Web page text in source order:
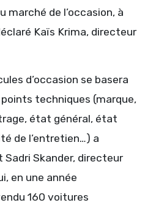
marché de l’occasion, à
Kaïs Krima, directeur
d’occasion se basera
techniques (marque,
état général, état
de l’entretien…) a
Sadri Skander, directeur
en une année
160 voitures